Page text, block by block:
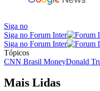
Siga no
Siga no Forum Inter
Siga no Forum Inter
Tópicos
CNN Brasil MoneyDonald
Mais Lidas